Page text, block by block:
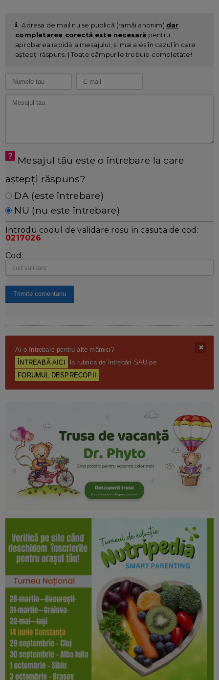
Adresa de mail nu se publică (ramâi anonim) dar
completarea corectă este necesară pentru
aprobarea rapidă a mesajului, și mai ales în cazul în care
aștepți răspuns. | Toate câmpurile trebuie completate!
Mesajul tău este o întrebare la care
aștepți răspuns?
DA (este întrebare)
NU (nu este întrebare)
Introdu codul de validare rosu in casuta de cod:
0217026
Cod:
Ai o întrebare pentru alte mămici?
ÎNTREABĂ AICI
la rubrica de întrebări SAU pe
FORUMUL DESPRECOPII